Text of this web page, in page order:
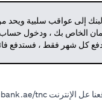
إلى عواقب سلبية
الخاص بك ، ودخول
كل شهر فقط ،
عل الإنترنت tnc.